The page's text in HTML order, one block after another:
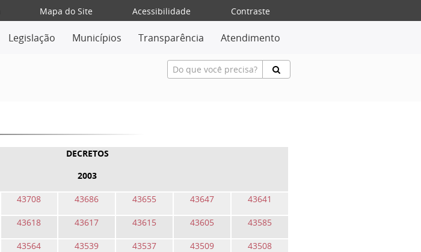
Mapa do Site Acessibilidade
Contraste
Legislação Municípios Transparência Atendimento
DECRETOS
2003
43708 43686 43655 43647 43641
43618 43617 43615 43605 43585
43564 43539 43537 43509 43508